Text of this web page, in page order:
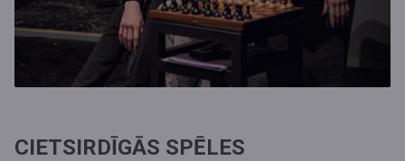
CIETSIRDĪGĀS SPĒLES